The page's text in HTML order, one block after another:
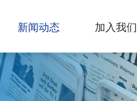
新闻动态 加入我们